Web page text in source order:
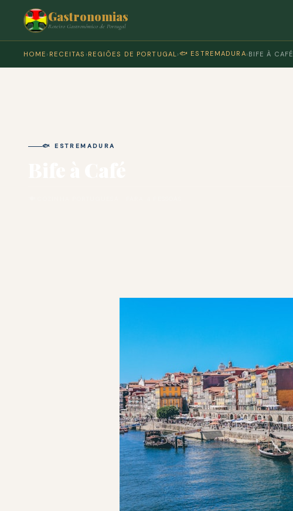
Gastronomias
Roteiro Gastronómico de Portugal
HOME › RECEITAS › REGIÕES DE PORTUGAL›🐟 ESTREMADURA› BIFE À CAFÉ
🐟 ESTREMADURA